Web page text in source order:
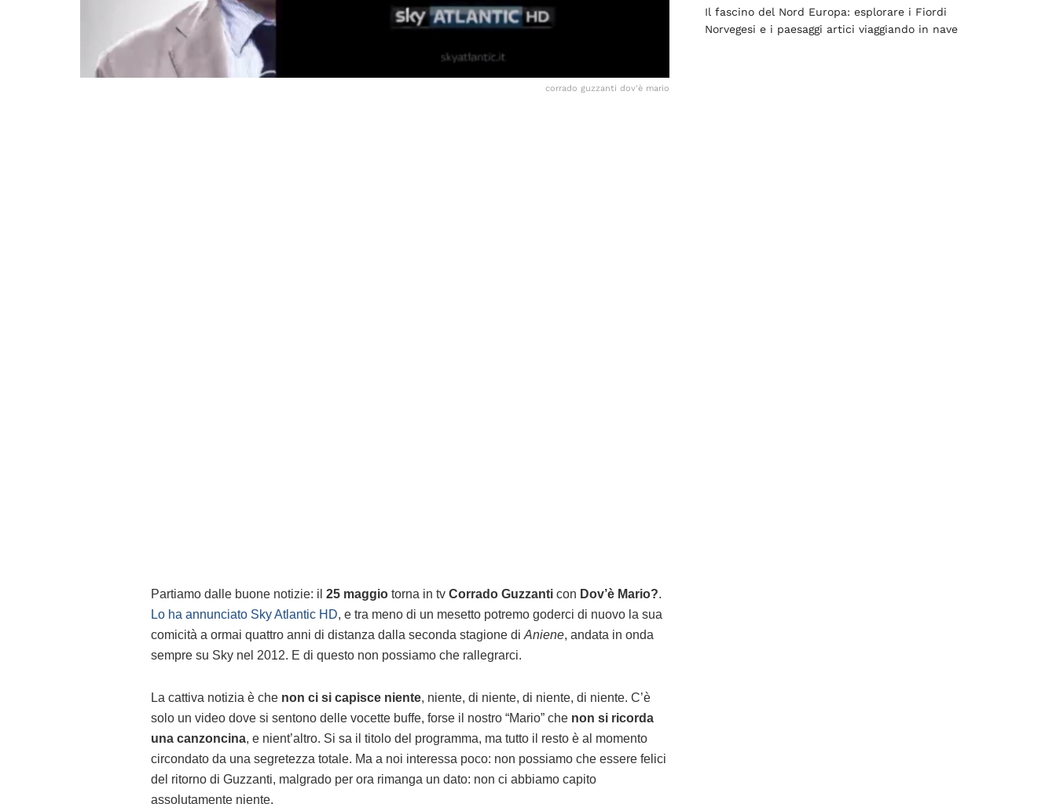
corrado guzzanti dov'è mario
Partiamo dalle buone notizie: il 25 maggio torna in tv Corrado Guzzanti con Dov’è Mario?.
Lo ha annunciato Sky Atlantic HD, e tra meno di un mesetto potremo goderci di nuovo la sua
comicità a ormai quattro anni di distanza dalla seconda stagione di Aniene, andata in onda
sempre su Sky nel 2012. E di questo non possiamo che rallegrarci.
La cattiva notizia è che non ci si capisce niente, niente, di niente, di niente, di niente. C’è
solo un video dove si sentono delle vocette buffe, forse il nostro “Mario” che non si ricorda
una canzoncina, e nient’altro. Si sa il titolo del programma, ma tutto il resto è al momento
circondato da una segretezza totale. Ma a noi interessa poco: non possiamo che essere felici
del ritorno di Guzzanti, malgrado per ora rimanga un dato: non ci abbiamo capito
assolutamente niente.
Il fascino del Nord Europa: esplorare i Fiordi
Norvegesi e i paesaggi artici viaggiando in nave